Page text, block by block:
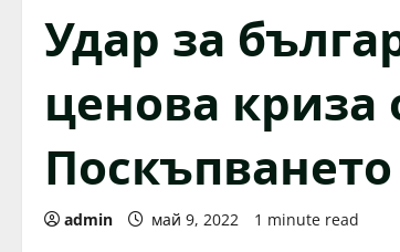
Удар за
ценова криза
admin май 9, 2022 1 minute read